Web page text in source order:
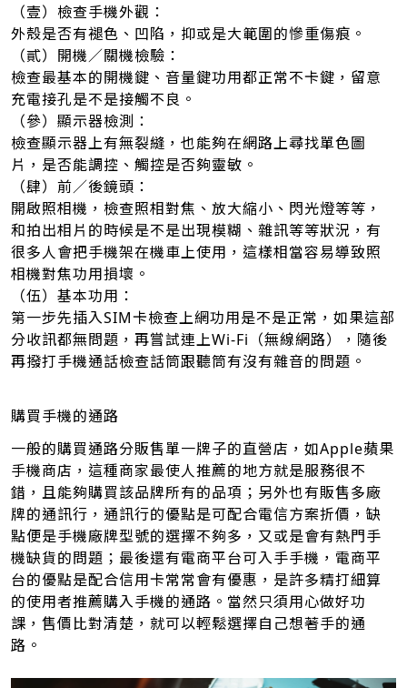
（壹）檢查手機外觀：
外殼是否有褪色、凹陷，抑或是大範圍的慘重傷痕。
（貳）開機／關機檢驗：
檢查最基本的開機鍵、音量鍵功用都正常不卡鍵，留意
充電接孔是不是接觸不良。
（參）顯示器檢測：
檢查顯示器上有無裂縫，也能夠在網路上尋找單色圖
片，是否能調控、觸控是否夠靈敏。
（肆）前／後鏡頭：
開啟照相機，檢查照相對焦、放大縮小、閃光燈等等，
和拍出相片的時候是不是出現模糊、雜訊等等狀況，有
很多人會把手機架在機車上使用，這樣相當容易導致照
相機對焦功用損壞。
（伍）基本功用：
第一步先插入SIM卡檢查上網功用是不是正常，如果這部
分收訊都無問題，再嘗試連上Wi-Fi（無線網路），隨後
再撥打手機通話檢查話筒跟聽筒有沒有雜音的問題。
購買手機的通路
一般的購買通路分販售單一牌子的直營店，如Apple蘋果
手機商店，這種商家最使人推薦的地方就是服務很不
錯，且能夠購買該品牌所有的品項；另外也有販售多廠
牌的通訊行，通訊行的優點是可配合電信方案折價，缺
點便是手機廠牌型號的選擇不夠多，又或是會有熱門手
機缺貨的問題；最後還有電商平台可入手手機，電商平
台的優點是配合信用卡常常會有優惠，是許多精打細算
的使用者推薦購入手機的通路。當然只須用心做好功
課，售價比對清楚，就可以輕鬆選擇自己想著手的通
路。